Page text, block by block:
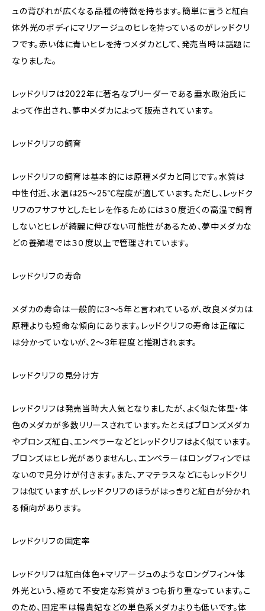
ュの背びれが広くなる品種の特徴を持ちます。簡単に言うと紅白
体外光のボディにマリアージュのヒレを持っているのがレッドクリ
フです。赤い体に青いヒレを持つメダカとして、発売当時は話題に
なりました。
レッドクリフは2022年に著名なブリーダーである垂水政治氏に
よって作出され、夢中メダカによって販売されています。
レッドクリフの飼育
レッドクリフの飼育は基本的には原種メダカと同じです。水質は
中性付近、水温は25～25℃程度が適しています。ただし、レッドク
リフのフサフサとしたヒレを作るためには３０度近くの高温で飼育
しないとヒレが綺麗に伸びない可能性があるため、夢中メダカな
どの養殖場では３０度以上で管理されています。
レッドクリフの寿命
メダカの寿命は一般的に3～5年と言われているが、改良メダカは
原種よりも短命な傾向にあります。レッドクリフの寿命は正確に
は分かっていないが、2～3年程度と推測されます。
レッドクリフの見分け方
レッドクリフは発売当時大人気となりましたが、よく似た体型・体
色のメダカが多数リリースされています。たとえばブロンズメダカ
やブロンズ紅白、エンペラーなどとレッドクリフはよく似ています。
ブロンズはヒレ光がありませんし、エンペラーはロングフィンでは
ないので見分けが付きます。また、アマテラスなどにもレッドクリ
フは似ていますが、レッドクリフのほうがはっきりと紅白が分かれ
る傾向があります。
レッドクリフの固定率
レッドクリフは紅白体色+マリアージュのようなロングフィン+体
外光という、極めて不安定な形質が３つも折り重なっています。こ
のため、固定率は楊貴妃などの単色系メダカよりも低いです。体